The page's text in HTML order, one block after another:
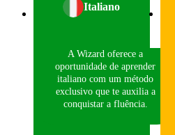
Italiano
A Wizard oferece a
oportunidade de aprender
italiano com um método
exclusivo que te auxilia a
conquistar a fluência.